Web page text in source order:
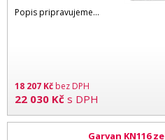
Popis pripravujeme...
18 207 Kčbez DPH
22 030 Kč s DPH
Garvan KN116